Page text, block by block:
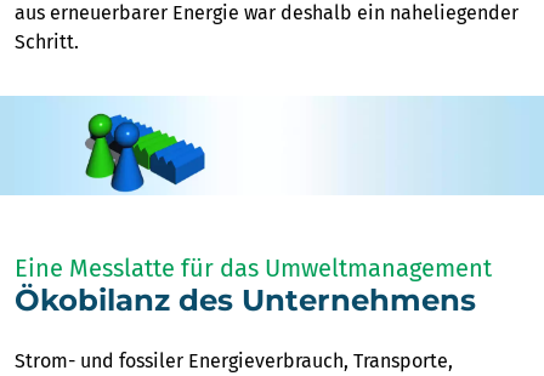
aus erneuerbarer Energie war deshalb ein naheliegender
Schritt.
Eine Messlatte für das Umweltmanagement
Ökobilanz des Unternehmens
Strom- und fossiler Energieverbrauch, Transporte,